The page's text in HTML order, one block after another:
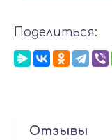
Поделиться:
Отзывы